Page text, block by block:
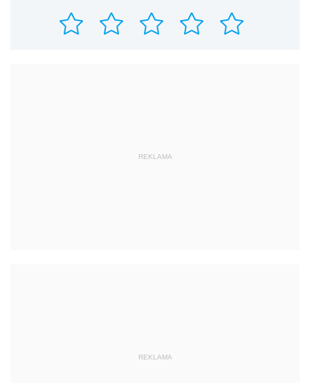
REKLAMA
REKLAMA